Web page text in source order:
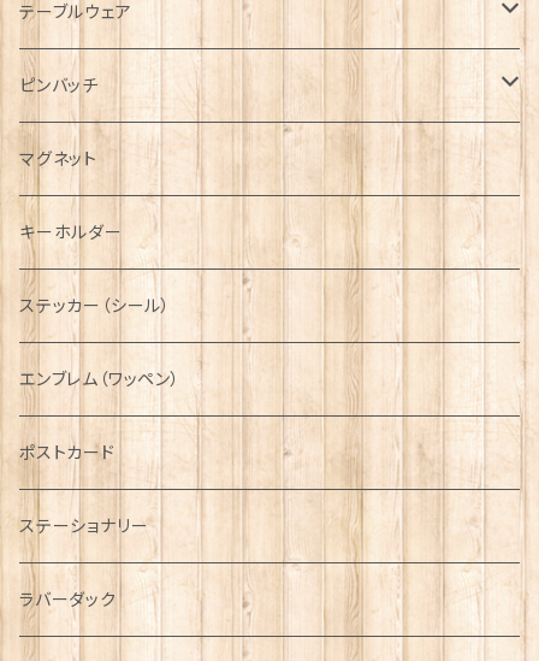
キャップ
ハンチング帽
キャスケット
ディアストーカー
ニット帽
Tシャツ
マフラー
タータン【Bronte by Moon】
タータン【Glencroft】
ボタンラップマフラー【Aran Traditions】
サッシュ
スカーフ
ファッションマスク
ブローチ
ペンダント
チャーム
その他のアクセサリー
インテリア置物
ラブスプーン
ラブスプーン【SION LLEWELLYN】
ラブスプーン【PAUL CURTIS】
ファブリック
テーブルウェア
ティータオル
ペーパーナプキン
ティーコジー
その他テーブルウェア
ピンバッチ
ジェネラルデザイン
乗り物
動物＆植物
国旗＆紋章
シンボル
ミリタリー
NAVY
AIRFORCE
ARMY
ピューター
マグネット
キーホルダー
ステッカー（シール）
エンブレム（ワッペン）
ポストカード
ステーショナリー
ラバーダック